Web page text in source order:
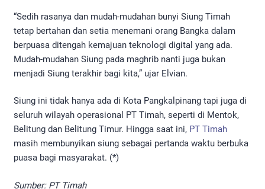
“Sedih rasanya dan mudah-mudahan bunyi Siung Timah
tetap bertahan dan setia menemani orang Bangka dalam
berpuasa ditengah kemajuan teknologi digital yang ada.
Mudah-mudahan Siung pada maghrib nanti juga bukan
menjadi Siung terakhir bagi kita,” ujar Elvian.
Siung ini tidak hanya ada di Kota Pangkalpinang tapi juga di
seluruh wilayah operasional PT Timah, seperti di Mentok,
Belitung dan Belitung Timur. Hingga saat ini, PT Timah
masih membunyikan siung sebagai pertanda waktu berbuka
puasa bagi masyarakat. (*)
Sumber: PT Timah